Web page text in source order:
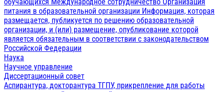
питания в образовательной организации Информация, которая
размещается, публикуется по решению образовательной
организации, и (или) размещение, опубликование которой
является обязательным в соответствии с законодательством
Российской Федерации
Наука
Научное управление
Диссертационный совет
Аспирантура, докторантура ТГПУ, прикрепление для работы